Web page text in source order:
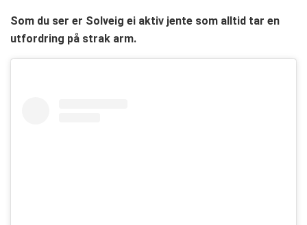
Som du ser er Solveig ei aktiv jente som alltid tar en
utfordring på strak arm.